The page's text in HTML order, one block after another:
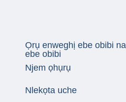
Ọrụ enweghị ebe obibi na
ebe obibi
Njem ọhụrụ
Nlekọta uche